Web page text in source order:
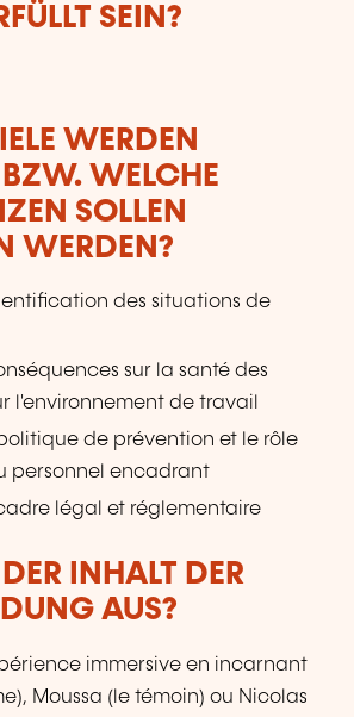
SEIN?
WERDEN
BZW. WELCHE
SOLLEN
WERDEN?
des situations de
sur la santé des
l'environnement de travail
de prévention et le rôle
personnel encadrant
légal et réglementaire
INHALT DER
AUS?
immersive en incarnant
Moussa (le témoin) ou Nicolas